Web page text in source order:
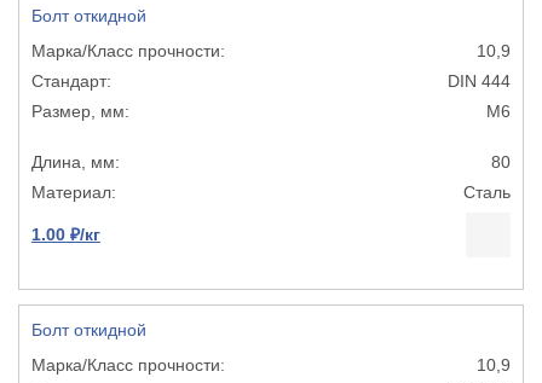
Болт откидной
10,9
DIN 444
М6
80
Сталь
1.00 ₽/кг
Болт откидной
10,9